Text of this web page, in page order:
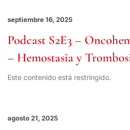
septiembre 16, 2025
Podcast S2E3 –
– Hemostasia y
Este contenido está restringido.
agosto 21, 2025